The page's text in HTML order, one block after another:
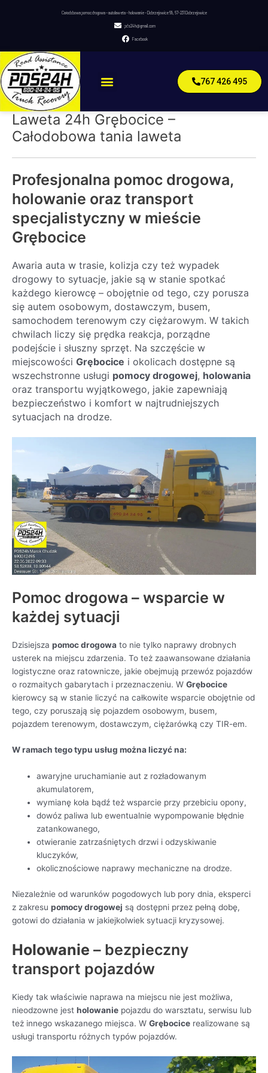
Całodobowa pomoc drogowa – autolaweta – holowanie – Dobrzejowice 68, 67-231 Dobrzejowice
pds24h@gmail.com
Facebook
Menu 767 426 495
Laweta 24h Grębocice –
Całodobowa tania laweta
Profesjonalna pomoc drogowa,
holowanie oraz transport
specjalistyczny w mieście
Grębocice
Awaria auta w trasie, kolizja czy też wypadek
drogowy to sytuacje, jakie są w stanie spotkać
każdego kierowcę – obojętnie od tego, czy porusza
się autem osobowym, dostawczym, busem,
samochodem terenowym czy ciężarowym. W takich
chwilach liczy się prędka reakcja, porządne
podejście i słuszny sprzęt. Na szczęście w
miejscowości Grębocice i okolicach dostępne są
wszechstronne usługi pomocy drogowej, holowania
oraz transportu wyjątkowego, jakie zapewniają
bezpieczeństwo i komfort w najtrudniejszych
sytuacjach na drodze.
Pomoc drogowa – wsparcie w
każdej sytuacji
Dzisiejsza pomoc drogowa to nie tylko naprawy drobnych
usterek na miejscu zdarzenia. To też zaawansowane działania
logistyczne oraz ratownicze, jakie obejmują przewóz pojazdów
o rozmaitych gabarytach i przeznaczeniu. W Grębocice
kierowcy są w stanie liczyć na całkowite wsparcie obojętnie od
tego, czy poruszają się pojazdem osobowym, busem,
pojazdem terenowym, dostawczym, ciężarówką czy TIR-em.
W ramach tego typu usług można liczyć na:
awaryjne uruchamianie aut z rozładowanym
akumulatorem,
wymianę koła bądź też wsparcie przy przebiciu opony,
dowóz paliwa lub ewentualnie wypompowanie błędnie
zatankowanego,
otwieranie zatrzaśniętych drzwi i odzyskiwanie
kluczyków,
okolicznościowe naprawy mechaniczne na drodze.
Niezależnie od warunków pogodowych lub pory dnia, eksperci
z zakresu pomocy drogowej są dostępni przez pełną dobę,
gotowi do działania w jakiejkolwiek sytuacji kryzysowej.
Holowanie – bezpieczny
transport pojazdów
Kiedy tak właściwie naprawa na miejscu nie jest możliwa,
nieodzowne jest holowanie pojazdu do warsztatu, serwisu lub
też innego wskazanego miejsca. W Grębocice realizowane są
usługi transportu różnych typów pojazdów.